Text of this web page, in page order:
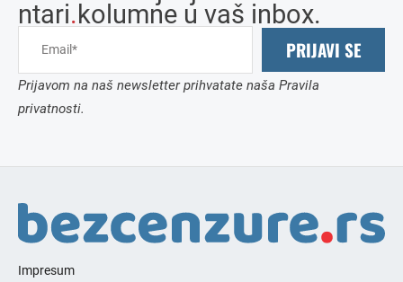
ntari.kolumne u vaš inbox.
PRIJAVI SE
Prijavom na naš newsletter prihvatate naša Pravila
privatnosti.
Impresum